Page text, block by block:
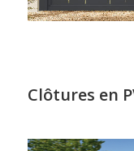
Clôtures en